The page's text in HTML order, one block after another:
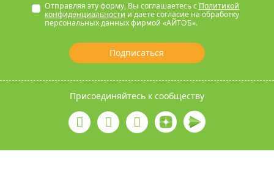
Отправляя эту форму, Вы соглашаетесь с Политикой
конфиденциальности и даете согласие на обработку
персональных данных фирмой «АЙТОБ».
Подписаться
Присоединяйтесь к сообществу